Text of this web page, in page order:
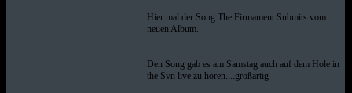
Hier mal der Song The Firmament Submits vom
neuen Album.
Den Song gab es am Samstag auch auf dem Hole in
the Svn live zu hören....großartig